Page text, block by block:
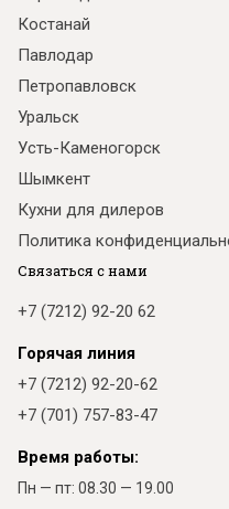
Костанай
Павлодар
Петропавловск
Уральск
Усть-Каменогорск
Шымкент
Кухни для дилеров
Политика
Связаться с нами
+7 (7212) 92-20 62
Горячая линия
+7 (7212) 92-20-62
+7 (701) 757-83-47
Время работы:
Пн — пт: 08.30 — 19.00